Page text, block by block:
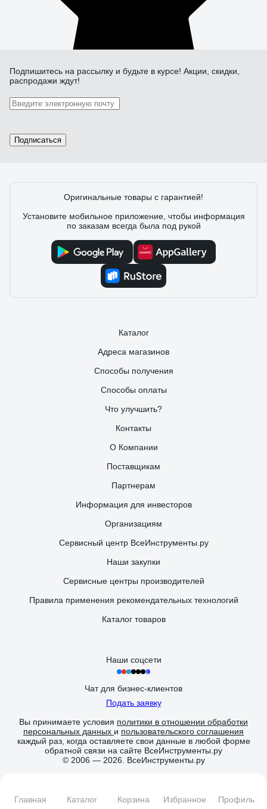
Главная Каталог Корзина Избранное Профиль
Подпишитесь на рассылку и будьте в курсе! Акции, скидки,
распродажи ждут!
Подписаться
Оригинальные товары с гарантией!
Установите мобильное приложение, чтобы информация
по заказам всегда была под рукой
Каталог
Адреса магазинов
Способы получения
Способы оплаты
Что улучшить?
Контакты
О Компании
Поставщикам
Партнерам
Информация для инвесторов
Организациям
Сервисный центр ВсеИнструменты.ру
Наши закупки
Сервисные центры производителей
Правила применения рекомендательных технологий
Каталог товаров
Наши соцсети
Чат для бизнес-клиентов
Подать заявку
Вы принимаете условия политики в отношении обработки
персональных данных и пользовательского соглашения
каждый раз, когда оставляете свои данные в любой форме
обратной связи на сайте ВсеИнструменты.ру
© 2006 — 2026. ВсеИнструменты.ру